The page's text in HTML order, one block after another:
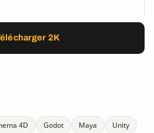
2K
4D Godot Maya
Unity